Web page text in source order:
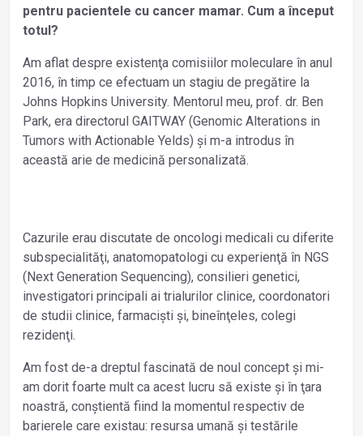
pentru pacientele cu cancer mamar. Cum a început
totul?
Am aflat despre existenţa comisiilor moleculare în anul
2016, în timp ce efectuam un stagiu de pregătire la
Johns Hopkins University. Mentorul meu, prof. dr. Ben
Park, era directorul GAITWAY (Genomic Alterations in
Tumors with Actionable Yelds) și m-a introdus în
această arie de medicină personalizată.
Cazurile erau discutate de oncologi medicali cu diferite
subspecialităţi, anatomopatologi cu experienţă în NGS
(Next Generation Sequencing), consilieri genetici,
investigatori principali ai trialurilor clinice, coordonatori
de studii clinice, farmaciști și, bineînţeles, colegi
rezidenţi.
Am fost de-a dreptul fascinată de noul concept și mi-
am dorit foarte mult ca acest lucru să existe și în ţara
noastră, conștientă fiind la momentul respectiv de
barierele care existau: resursa umană și testările